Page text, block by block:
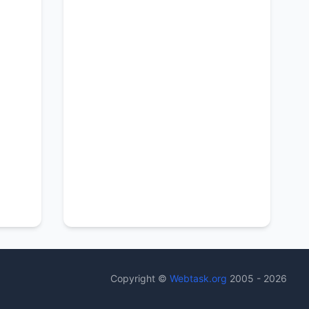
Copyright © Webtask.org 2005 - 2026